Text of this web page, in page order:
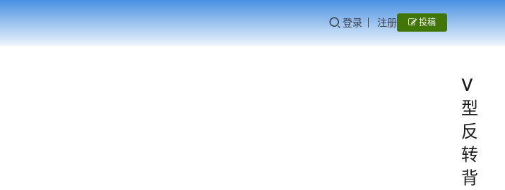
登录 注册 投稿
V
型
反
转
背